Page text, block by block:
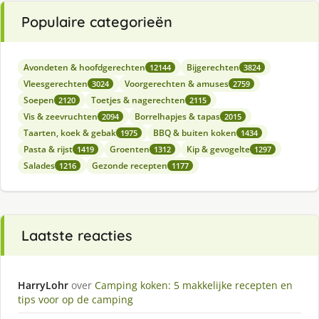
Populaire categorieën
Avondeten & hoofdgerechten 12144 Bijgerechten 3824
Vleesgerechten 3024 Voorgerechten & amuses 2759
Soepen 2120 Toetjes & nagerechten 2115
Vis & zeevruchten 2094 Borrelhapjes & tapas 2015
Taarten, koek & gebak 1975 BBQ & buiten koken 1434
Pasta & rijst 1419 Groenten 1312 Kip & gevogelte 1297
Salades 1216 Gezonde recepten 1177
Laatste reacties
HarryLohr over Camping koken: 5 makkelijke recepten en
tips voor op de camping